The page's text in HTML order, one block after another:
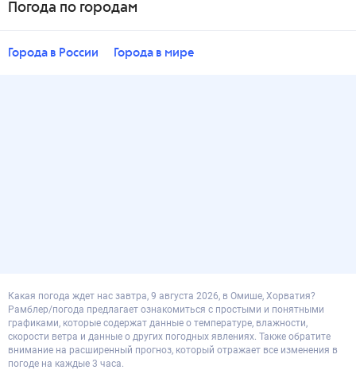
Погода по городам
Города в России Города в мире
Какая погода ждет нас завтра, 9 августа 2026, в Омише, Хорватия?
Рамблер/погода предлагает ознакомиться с простыми и понятными
графиками, которые содержат данные о температуре, влажности,
скорости ветра и данные о других погодных явлениях. Также обратите
внимание на расширенный прогноз, который отражает все изменения в
погоде на каждые 3 часа.